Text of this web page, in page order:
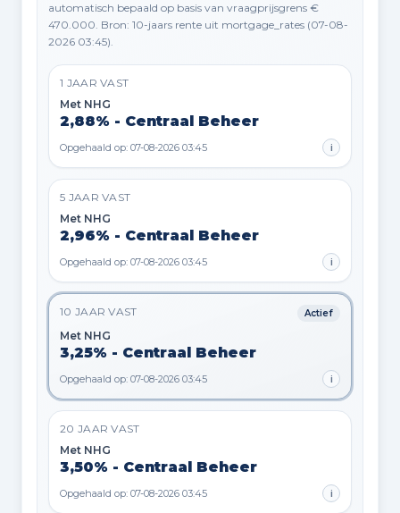
automatisch bepaald op basis van vraagprijsgrens €
470.000. Bron: 10-jaars rente uit mortgage_rates (07-08-
2026 03:45).
1 JAAR VAST
Met NHG
2,88% - Centraal Beheer
Opgehaald op: 07-08-2026 03:45 i
5 JAAR VAST
Met NHG
2,96% - Centraal Beheer
Opgehaald op: 07-08-2026 03:45 i
10 JAAR VAST Actief
Met NHG
3,25% - Centraal Beheer
Opgehaald op: 07-08-2026 03:45 i
20 JAAR VAST
Met NHG
3,50% - Centraal Beheer
Opgehaald op: 07-08-2026 03:45 i